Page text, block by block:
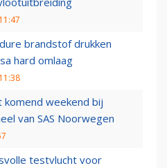
brandstof drukken
hard omlaag
komend weekend bij
van SAS Noorwegen
testvlucht voor